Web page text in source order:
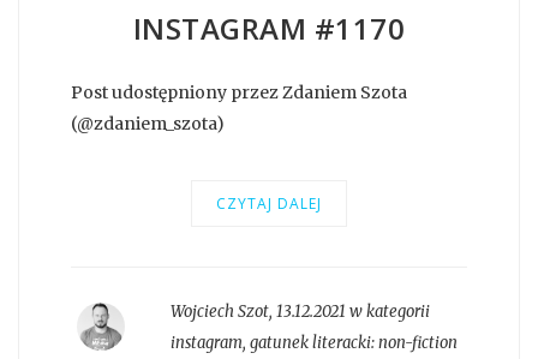
INSTAGRAM #1170
Post udostępniony przez Zdaniem Szota
(@zdaniem_szota)
CZYTAJ DALEJ
Wojciech Szot, 13.12.2021 w kategorii
instagram, gatunek literacki:non-fiction